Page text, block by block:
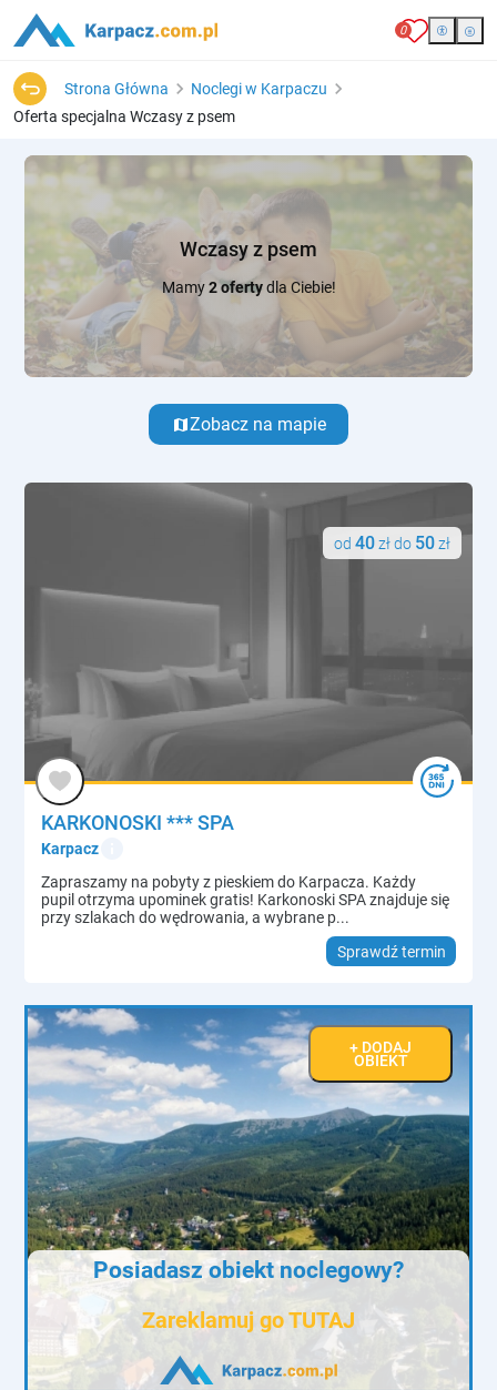
0
Strona Główna
Noclegi w Karpaczu
Oferta specjalna Wczasy z psem
Wczasy z psem
Mamy2 ofertydla Ciebie!
mapZobacz na mapie
od 40zł do 50zł
KARKONOSKI *** SPA
Karpacz
Zapraszamy na pobyty z pieskiem do Karpacza. Każdy
pupil otrzyma upominek gratis! Karkonoski SPA znajduje się
przy szlakach do wędrowania, a wybrane p...
Sprawdź termin
+ DODAJ
OBIEKT
Posiadasz obiekt noclegowy?
Zareklamuj go TUTAJ